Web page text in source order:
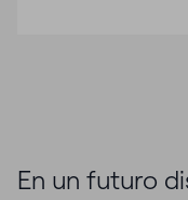
En un futuro